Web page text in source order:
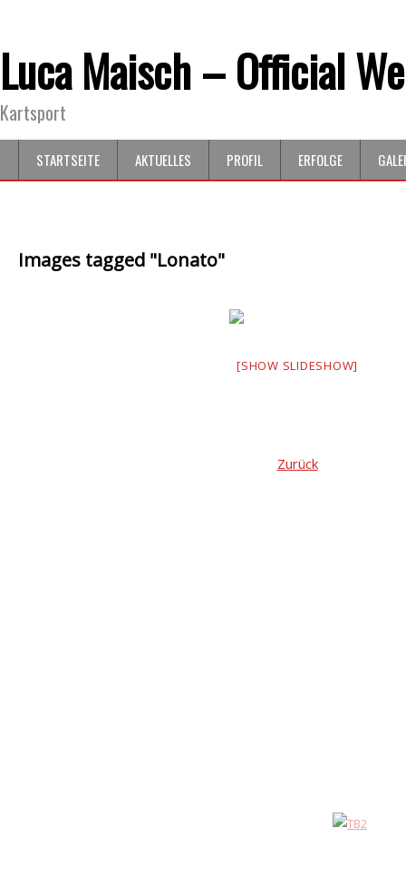
Luca Maisch – Official
Kartsport
STARTSEITE AKTUELLES PROFIL ERFOLGE
Images tagged "Lonato"
[SHOW SLIDESHOW]
Zurück